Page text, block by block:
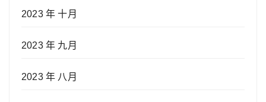
2023 年 十月
2023 年 九月
2023 年 八月